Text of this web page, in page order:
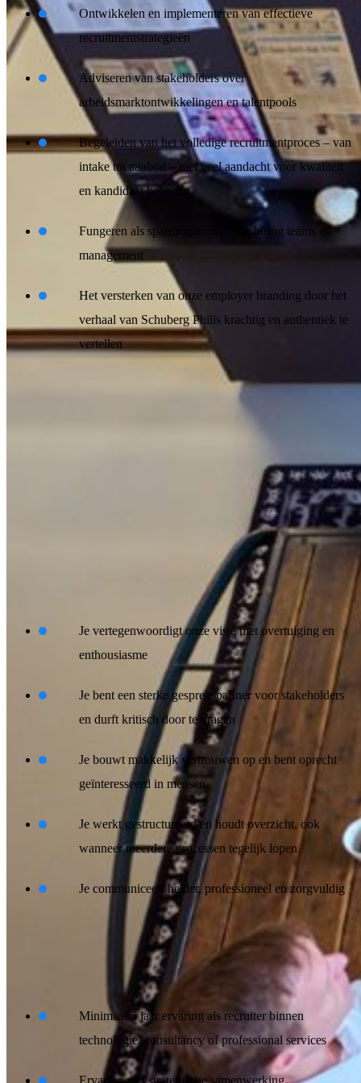
Ontwikkelen en implementeren van effectieve
recruitmentstrategieën
Adviseren van stakeholders over
arbeidsmarktontwikkelingen en talentpools
Begeleiden van het volledige recruitmentproces – van
intake tot aanbod – met veel aandacht voor kwaliteit
en kandidaat beleving
Fungeren als sparringpartner voor hiring teams en
management
Het versterken van onze employer branding door het
verhaal van Schuberg Philis krachtig en authentiek te
vertellen
We zoeken een recruiter die zowel strategisch kan denken als
persoonlijk betrokken is bij kandidaten en teams. Iemand die
het recruitment vak serieus neemt en begrijpt dat het aantrekken van
de juiste mensen bepalend is voor het succes van een organisatie.
Je vertegenwoordigt onze visie met overtuiging en
enthousiasme
Je bent een sterke gesprekspartner voor stakeholders
en durft kritisch door te vragen
Je bouwt makkelijk vertrouwen op en bent oprecht
geïnteresseerd in mensen
Je werkt gestructureerd en houdt overzicht, ook
wanneer meerdere processen tegelijk lopen
Je communiceert helder, professioneel en zorgvuldig
Minimaal 5 jaar ervaring als recruiter binnen
technologie, consultancy of professional services
Ervaring met strategische samenwerking